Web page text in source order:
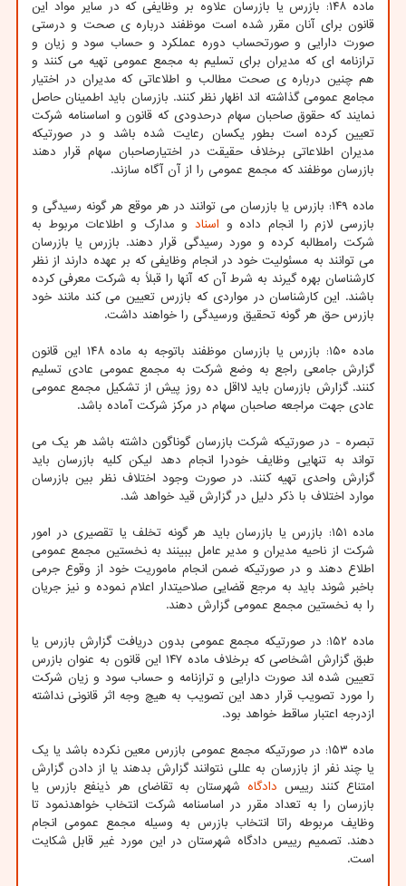
ماده ۱۴۸: بازرس یا بازرسان علاوه بر وظایفی که در سایر مواد این
قانون برای آنان مقرر شده است موظفند درباره ی صحت و درستی
صورت دارایی و صورتحساب دوره عملکرد و حساب سود و زیان و
ترازنامه ای که مدیران برای تسلیم به مجمع عمومی تهیه می کنند و
هم چنین درباره ی صحت مطالب و اطلاعاتی که مدیران در اختیار
مجامع عمومی گذاشته اند اظهار نظر کنند. بازرسان باید اطمینان حاصل
نمایند که حقوق صاحبان سهام درحدودی که قانون و اساسنامه شرکت
تعیین کرده است بطور یکسان رعایت شده باشد و در صورتیکه
مدیران اطلاعاتی برخلاف حقیقت در اختیارصاحبان سهام قرار دهند
بازرسان موظفند که مجمع عمومی را از آن آگاه سازند.
ماده ۱۴۹: بازرس یا بازرسان می توانند در هر موقع هر گونه رسیدگی و
بازرسی لازم را انجام داده و اسناد و مدارک و اطلاعات مربوط به
شرکت رامطالبه کرده و مورد رسیدگی قرار دهند. بازرس یا بازرسان
می توانند به مسئولیت خود در انجام وظایفی که بر عهده دارند از نظر
کارشناسان بهره گیرند به شرط آن که آنها را قبلاً به شرکت معرفی کرده
باشند. این کارشناسان در مواردی که بازرس تعیین می کند مانند خود
بازرس حق هر گونه تحقیق ورسیدگی را خواهند داشت.
ماده ۱۵۰: بازرس یا بازرسان موظفند باتوجه به ماده ۱۴۸ این قانون
گزارش جامعی راجع به وضع شرکت به مجمع عمومی عادی تسلیم
کنند. گزارش بازرسان باید لااقل ده روز پیش از تشکیل مجمع عمومی
عادی جهت مراجعه صاحبان سهام در مرکز شرکت آماده باشد.
تبصره - در صورتیکه شرکت بازرسان گوناگون داشته باشد هر یک می
تواند به تنهایی وظایف خودرا انجام دهد لیکن کلیه بازرسان باید
گزارش واحدی تهیه کنند. در صورت وجود اختلاف نظر بین بازرسان
موارد اختلاف با ذکر دلیل در گزارش قید خواهد شد.
ماده ۱۵۱: بازرس یا بازرسان باید هر گونه تخلف یا تقصیری در امور
شرکت از ناحیه مدیران و مدیر عامل ببینند به نخستین مجمع عمومی
اطلاع دهند و در صورتیکه ضمن انجام ماموریت خود از وقوع جرمی
باخبر شوند باید به مرجع قضایی صلاحیتدار اعلام نموده و نیز جریان
را به نخستین مجمع عمومی گزارش دهند.
ماده ۱۵۲: در صورتیکه مجمع عمومی بدون دریافت گزارش بازرس یا
طبق گزارش اشخاصی که برخلاف ماده ۱۴۷ این قانون به عنوان بازرس
تعیین شده اند صورت دارایی و ترازنامه و حساب سود و زیان شرکت
را مورد تصویب قرار دهد این تصویب به هیچ وجه اثر قانونی نداشته
ازدرجه اعتبار ساقط خواهد بود.
ماده ۱۵۳: در صورتیکه مجمع عمومی بازرس معین نکرده باشد یا یک
یا چند نفر از بازرسان به عللی نتوانند گزارش بدهند یا از دادن گزارش
امتناع کنند رییس دادگاه شهرستان به تقاضای هر ذینفع بازرس یا
بازرسان را به تعداد مقرر در اساسنامه شرکت انتخاب خواهدنمود تا
وظایف مربوطه راتا انتخاب بازرس به وسیله مجمع عمومی انجام
دهند. تصمیم رییس دادگاه شهرستان در این مورد غیر قابل شکایت
است.